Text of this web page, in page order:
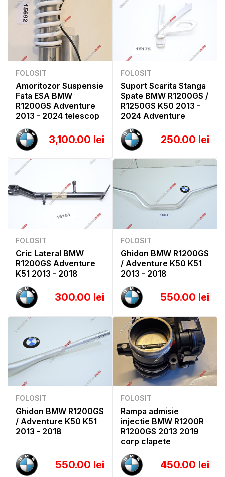
FOLOSIT
Amoritozor Suspensie
Fata ESA BMW
R1200GS Adventure
2013 - 2024 telescop
3,100.00 lei
FOLOSIT
Suport Scarita Stanga
Spate BMW R1200GS /
R1250GS K50 2013 -
2024 Adventure
250.00 lei
FOLOSIT
Cric Lateral BMW
R1200GS Adventure
K51 2013 - 2018
300.00 lei
FOLOSIT
Ghidon BMW R1200GS
/ Adventure K50 K51
2013 - 2018
550.00 lei
FOLOSIT
Ghidon BMW R1200GS
/ Adventure K50 K51
2013 - 2018
550.00 lei
FOLOSIT
Rampa admisie
injectie BMW R1200R
R1200GS 2013 2019
corp clapete
450.00 lei